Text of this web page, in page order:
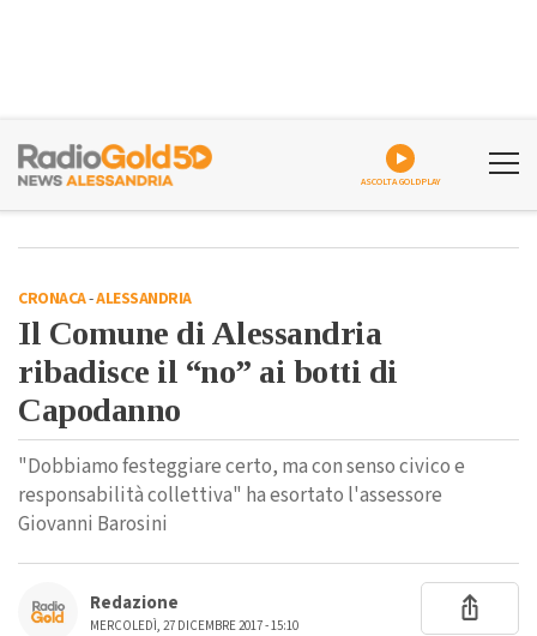
ASCOLTA GOLDPLAY
CRONACA-ALESSANDRIA
Il Comune di Alessandria
ribadisce il “no” ai botti di
Capodanno
"Dobbiamo festeggiare certo, ma con senso civico e
responsabilità collettiva" ha esortato l'assessore
Giovanni Barosini
Redazione
MERCOLEDÌ, 27 DICEMBRE 2017 - 15:10